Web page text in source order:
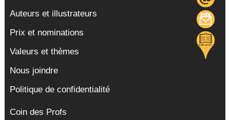
Auteurs et illustrateurs
Prix et nominations
Valeurs et thèmes
Nous joindre
Politique de confidentialité
Coin des Profs